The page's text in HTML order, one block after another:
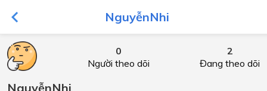
NguyễnNhi
0
Người theo dõi
2
Đang theo dõi
NguyễnNhi